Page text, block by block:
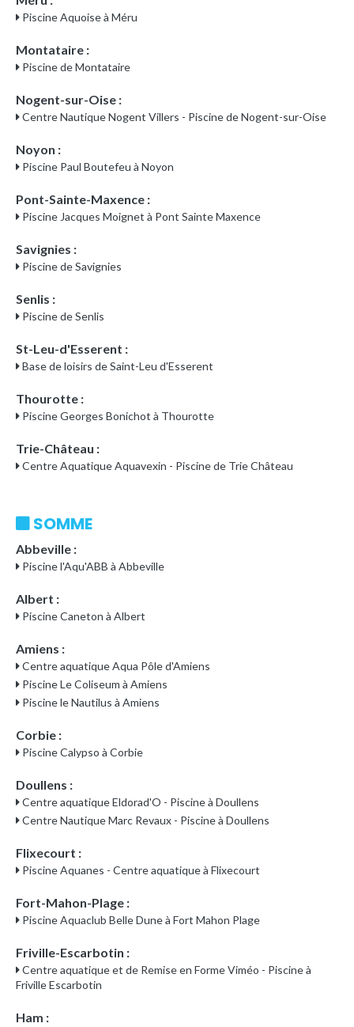
Piscine Aquoise à Méru
Montataire :
Piscine de Montataire
Nogent-sur-Oise :
Centre Nautique Nogent Villers - Piscine de Nogent-sur-Oise
Noyon :
Piscine Paul Boutefeu à Noyon
Pont-Sainte-Maxence :
Piscine Jacques Moignet à Pont Sainte Maxence
Savignies :
Piscine de Savignies
Senlis :
Piscine de Senlis
St-Leu-d'Esserent :
Base de loisirs de Saint-Leu d'Esserent
Thourotte :
Piscine Georges Bonichot à Thourotte
Trie-Château :
Centre Aquatique Aquavexin - Piscine de Trie Château
SOMME
Abbeville :
Piscine l'Aqu'ABB à Abbeville
Albert :
Piscine Caneton à Albert
Amiens :
Centre aquatique Aqua Pôle d'Amiens
Piscine Le Coliseum à Amiens
Piscine le Nautilus à Amiens
Corbie :
Piscine Calypso à Corbie
Doullens :
Centre aquatique Eldorad'O - Piscine à Doullens
Centre Nautique Marc Revaux - Piscine à Doullens
Flixecourt :
Piscine Aquanes - Centre aquatique à Flixecourt
Fort-Mahon-Plage :
Piscine Aquaclub Belle Dune à Fort Mahon Plage
Friville-Escarbotin :
Centre aquatique et de Remise en Forme Viméo - Piscine à
Friville Escarbotin
Ham :